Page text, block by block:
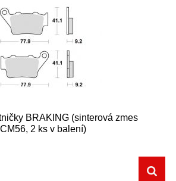
BRAKING (sinterová zmes
CM56, 2 ks v balení)